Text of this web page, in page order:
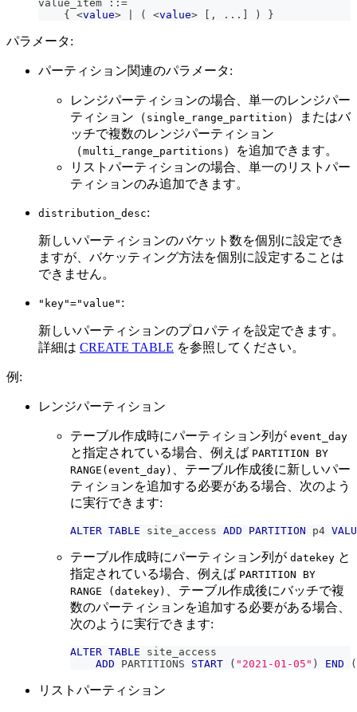
value_item :: =
    {
<value> ( <value> , . . . ) }
パラメータ:
パーティション関連のパラメータ:
レンジパーティションの場合、単一のレンジパー
ティション（ single_range_partition ）またはバ
ッチで複数のレンジパーティション
（multi_range_partitions ）を追加できます。
リストパーティションの場合、単一のリストパー
ティションのみ追加できます。
distribution_desc:
新しいパーティションのバケット数を個別に設定でき
ますが、バケッティング方法を個別に設定することは
できません。
"key"="value" :
新しいパーティションのプロパティを設定できます。
詳細は CREATE TABLE を参照してください。
例:
レンジパーティション
テーブル作成時にパーティション列が event_day
と指定されている場合、例えば PARTITION BY
RANGE(event_day)
、テーブル作成後に新しいパー
ティションを追加する必要がある場合、次のよう
に実行できます:
ALTER TABLE site_access ADD PARTITION p4
テーブル作成時にパーティション列が datekey と
指定されている場合、例えば PARTITION BY
RANGE (datekey)
、テーブル作成後にバッチで複
数のパーティションを追加する必要がある場合、
次のように実行できます:
ALTER TABLE site_access
ADD PARTITIONS START ( "2021-01-05" ) END (
リストパーティション